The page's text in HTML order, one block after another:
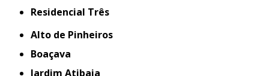
Residencial Três
Alto de Pinheiros
Boaçava
Jardim Atibaia